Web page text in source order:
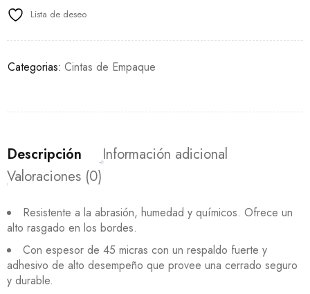
Lista de deseo
Categorias: Cintas de Empaque
Descripción
Información adicional
Valoraciones (0)
Resistente a la abrasión, humedad y químicos. Ofrece un
alto rasgado en los bordes.
Con espesor de 45 micras con un respaldo fuerte y
adhesivo de alto desempeño que provee una cerrado seguro
y durable.